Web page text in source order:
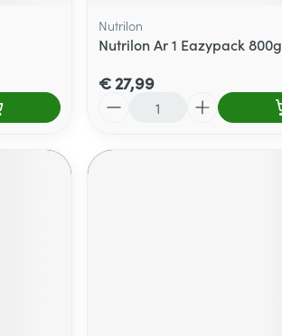
Nutrilon
Nutrilon Ar 1 Eazypack 800g
€ 27,99